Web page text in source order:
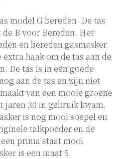
model G bereden. De tas
B voor Bereden. Het
en bereden gasmasker
haak om de tas aan de
De tas is in een goede
aan de tas en zijn niet
van een mooie groene
jaren 30 in gebruik kwam.
is nog mooi soepel en
talkpoeder en de
prima staat mooi
is een maat 5.